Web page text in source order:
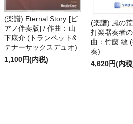
(楽譜) Eternal Story [ピ
アノ伴奏版] / 作曲：山
下康介 (トランペット&
テナーサックスデュオ)
1,100円(内税)
(楽譜) 風の
打楽器奏者
曲：竹藤 敏
奏)
4,620円(内